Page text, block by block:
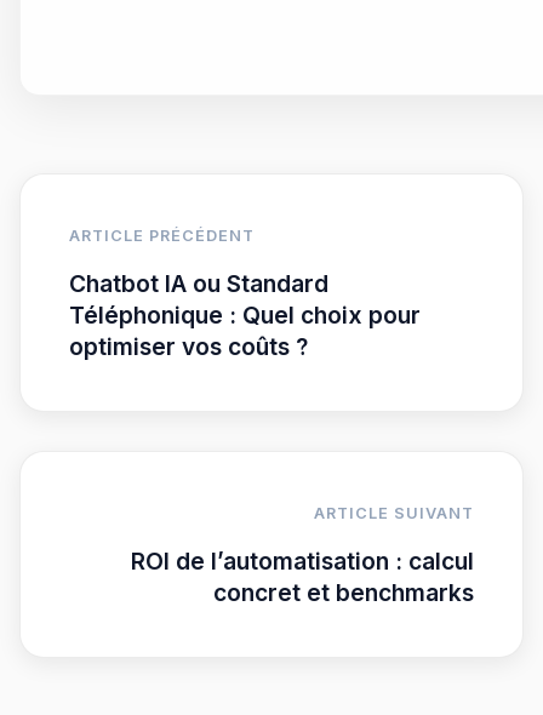
ARTICLE PRÉCÉDENT
Chatbot IA ou Standard
Téléphonique : Quel choix pour
optimiser vos coûts ?
ARTICLE SUIVANT
ROI de l’automatisation : calcul
concret et benchmarks